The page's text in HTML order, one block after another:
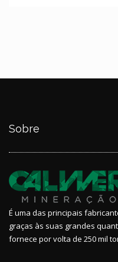
Sobre
É uma das principais
graças às suas grandes
fornece por volta de 250 mil